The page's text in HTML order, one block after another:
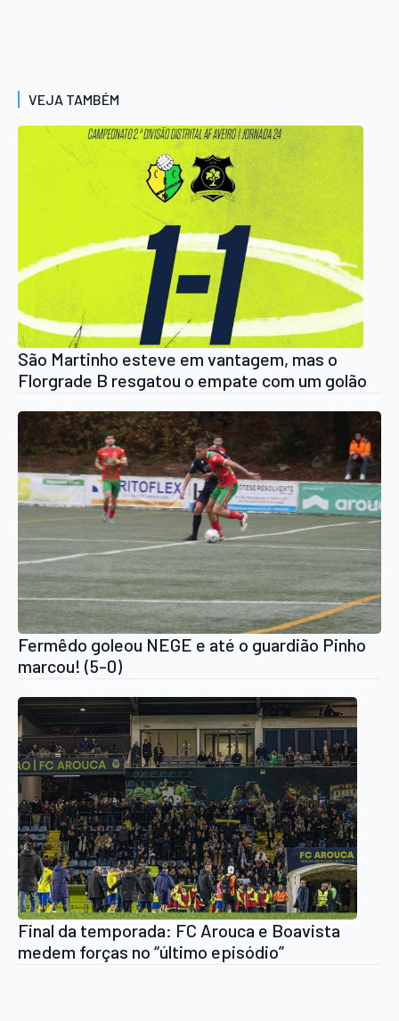
VEJA TAMBÉM
São Martinho esteve em vantagem, mas o
Florgrade B resgatou o empate com um golão
Fermêdo goleou NEGE e até o guardião Pinho
marcou! (5-0)
Final da temporada: FC Arouca e Boavista
medem forças no “último episódio”